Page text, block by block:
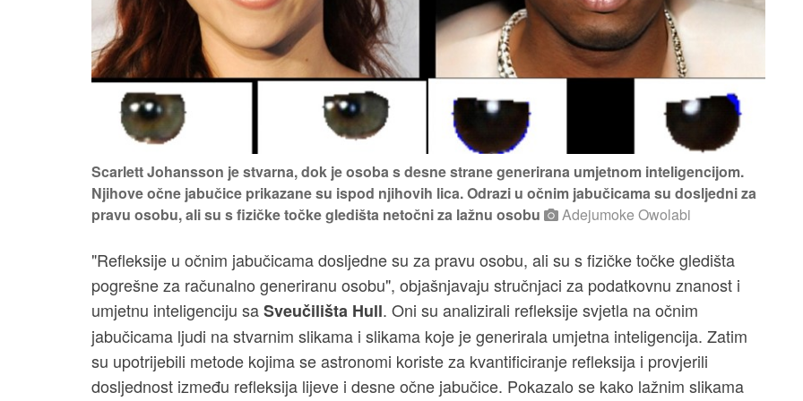
Scarlett Johansson je stvarna, dok je osoba s desne strane generirana umjetnom inteligencijom.
Njihove očne jabučice prikazane su ispod njihovih lica. Odrazi u očnim jabučicama su dosljedni za
pravu osobu, ali su s fizičke točke gledišta netočni za lažnu osobu
Adejumoke Owolabi
"Refleksije u očnim jabučicama dosljedne su za pravu osobu, ali su s fizičke točke gledišta
pogrešne za računalno generiranu osobu", objašnjavaju stručnjaci za podatkovnu znanost i
umjetnu inteligenciju saSveučilišta Hull. Oni su analizirali refleksije svjetla na očnim
jabučicama ljudi na stvarnim slikama i slikama koje je generirala umjetna inteligencija. Zatim
su upotrijebili metode kojima se astronomi koriste za kvantificiranje refleksija i provjerili
dosljednost između refleksija lijeve i desne očne jabučice. Pokazalo se kako lažnim slikama